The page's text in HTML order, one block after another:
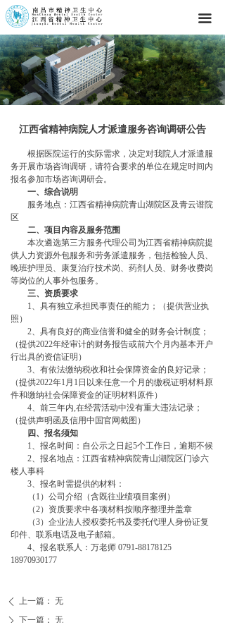
끀
江西省精神病院人才派遣服务咨询调研公告
根据医院运行的实际需求，决定对我院人才派遣服
务开展市场咨询调研，请符合要求的单位在规定时间内
报名参加市场咨询调研会。
一、综合说明
服务地点：江西省精神病院青山湖院区及青云谱院
区
二、项目内容及服务范围
本次遴选第三方服务代理公司为江西省精神病院提
供人力资源外包服务和劳务派遣服务，包括检验人员、
晚班护理员、康复治疗技术岗、药剂人员、财务收费岗
等岗位的人事外包服务。
三、资质要求
1、具有独立承担民事责任的能力；（提供营业执
照）
2、具有良好的商业信誉和健全的财务会计制度；
（提供2022年经审计的财务报告或前六个月内基本开户
行出具的资信证明）
3、有依法缴纳税收和社会保障资金的良好记录；
（提供2022年1月1日以来任意一个月的缴税证明材料原
件和缴纳社会保障资金的证明材料原件）
4、前三年内,在经营活动中没有重大违法记录；
（提供声明函及信用中国官网截图）
四、报名须知
1、报名时间：自公示之日起5个工作日，逾期不候
2、报名地点：江西省精神病院青山湖院区门诊六
楼人事科
3、报名时需提供的材料：
（1）公司介绍（含既往业绩项目案例）
（2）资质要求中各项材料按顺序整理并盖章
（3）企业法人授权委托书及委托代理人身份证复
印件、联系电话及电子邮箱。
4、报名联系人：万老师 0791-88178125
18970930177
ꄴ 上一篇： 无
ꄲ 下一篇： 无